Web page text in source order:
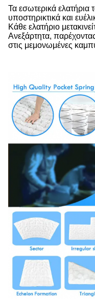
Τα εσωτερικά ελατήρια
υποστηρικτικά και
Κάθε ελατήριο
Ανεξάρτητα,
στις μεμονωμένες